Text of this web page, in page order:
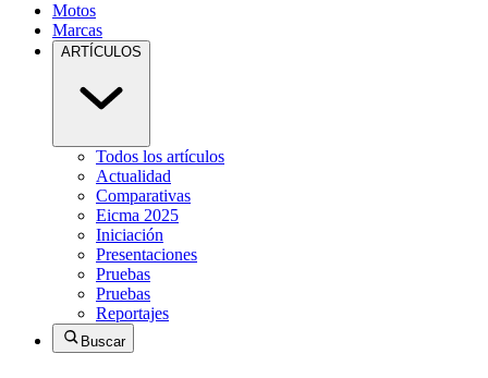
Motos
Marcas
ARTÍCULOS
Todos los artículos
Actualidad
Comparativas
Eicma 2025
Iniciación
Presentaciones
Pruebas
Pruebas
Reportajes
Buscar